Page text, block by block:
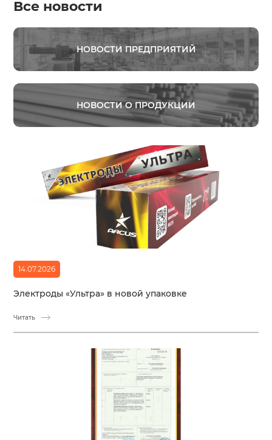
Все новости
НОВОСТИ ПРЕДПРИЯТИЙ
НОВОСТИ О ПРОДУКЦИИ
14.07.2026
Электроды «Ультра» в новой упаковке
Читать